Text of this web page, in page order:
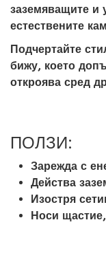
заземяващите и
естествените
Подчертайте
бижу, което
откроява сред
ПОЛЗИ:
Зарежда с
Действа
Изостря
Носи